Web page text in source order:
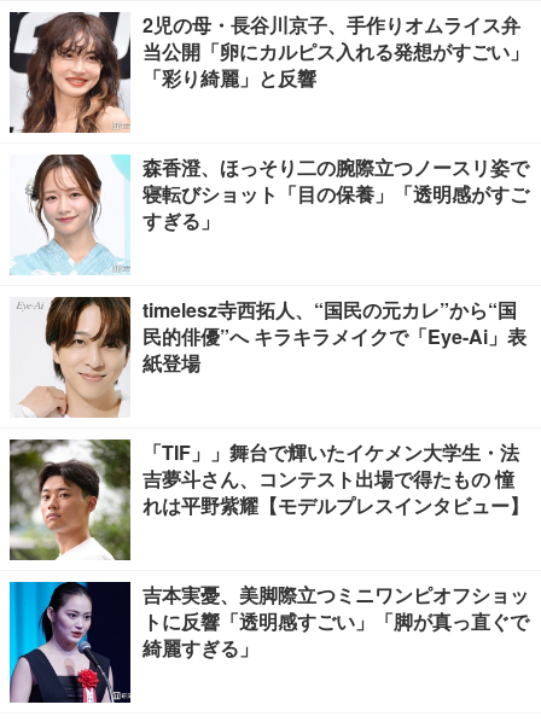
2児の母・長谷川京子、手作りオムライス弁
当公開「卵にカルピス入れる発想がすごい」
「彩り綺麗」と反響
森香澄、ほっそり二の腕際立つノースリ姿で
寝転びショット「目の保養」「透明感がすご
すぎる」
timelesz寺西拓人、“国民の元カレ”から“国
民的俳優”へ キラキラメイクで「Eye-Ai」表
紙登場
「TIF」」舞台で輝いたイケメン大学生・法
吉夢斗さん、コンテスト出場で得たもの 憧
れは平野紫耀【モデルプレスインタビュー】
吉本実憂、美脚際立つミニワンピオフショッ
トに反響「透明感すごい」「脚が真っ直ぐで
綺麗すぎる」